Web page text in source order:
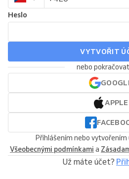
Heslo
VYTVOŘIT
nebo
APPLE
Přihlášením nebo
Všeobecnými podmínkami a
Už máte účet?